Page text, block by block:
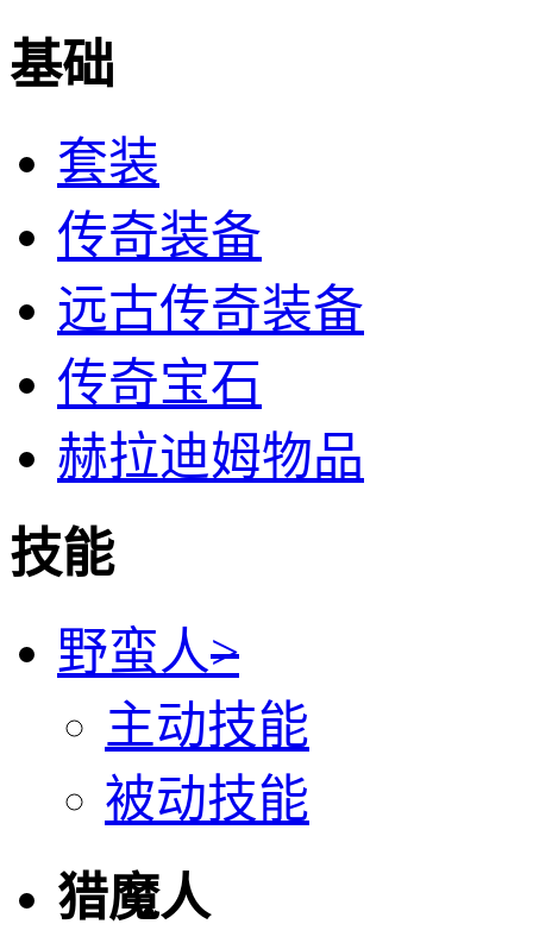
基础
套装
传奇装备
远古传奇装备
传奇宝石
赫拉迪姆物品
技能
野蛮人>
主动技能
被动技能
猎魔人